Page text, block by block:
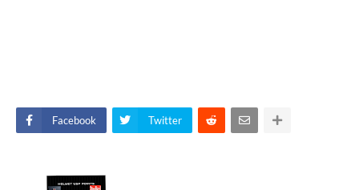
Facebook Twitter